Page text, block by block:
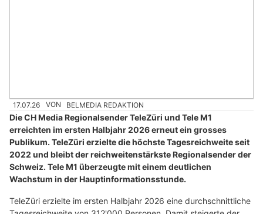
17.07.26 VON BELMEDIA REDAKTION
Die CH Media Regionalsender TeleZüri und Tele M1
erreichten im ersten Halbjahr 2026 erneut ein grosses
Publikum. TeleZüri erzielte die höchste Tagesreichweite seit
2022 und bleibt der reichweitenstärkste Regionalsender der
Schweiz. Tele M1 überzeugte mit einem deutlichen
Wachstum in der Hauptinformationsstunde.
TeleZüri erzielte im ersten Halbjahr 2026 eine durchschnittliche